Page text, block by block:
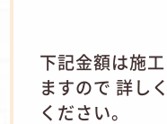
下記金額は施
ますので 詳し
ください。